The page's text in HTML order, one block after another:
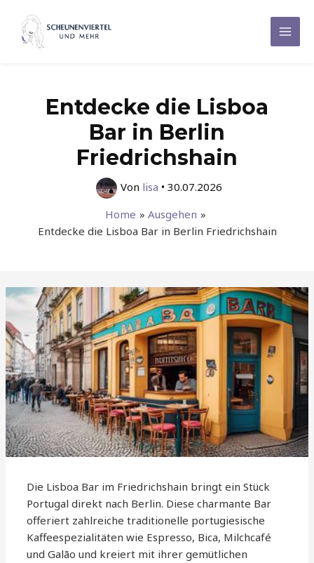
Inhalt
springen
Main
Entdecke die Lisboa
Bar in Berlin
Friedrichshain
Von lisa • 30.07.2026
Home
Ausgehen
Entdecke die Lisboa Bar in Berlin Friedrichshain
Die Lisboa Bar im Friedrichshain bringt ein Stück
Portugal direkt nach Berlin. Diese charmante Bar
offeriert zahlreiche traditionelle portugiesische
Kaffeespezialitäten wie Espresso, Bica, Milchcafé
und Galão und kreiert mit ihrer gemütlichen